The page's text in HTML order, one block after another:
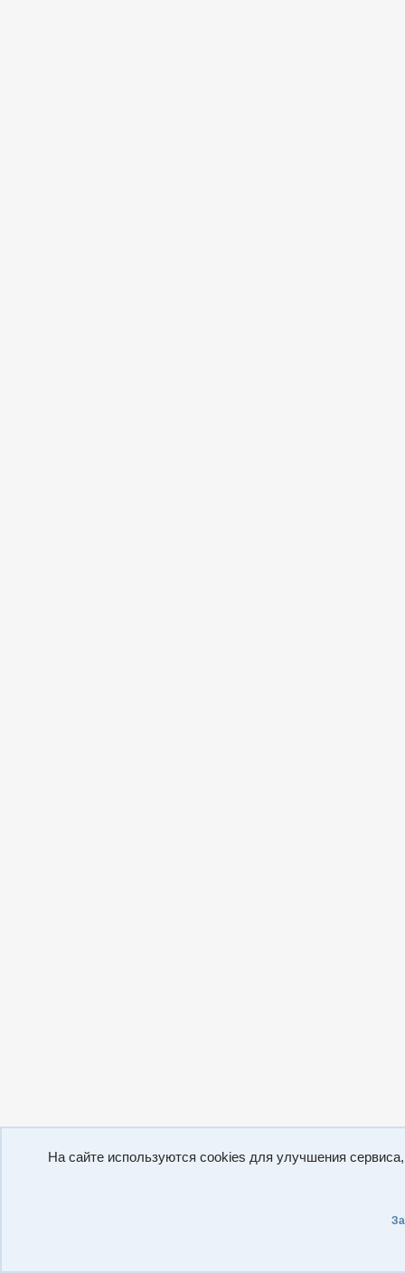
На сайте используются cookies для улучшения